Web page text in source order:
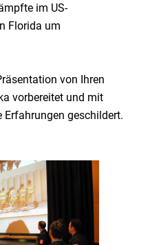
im US-
Florida um
von Ihren
vorbereitet und mit
Erfahrungen geschildert.